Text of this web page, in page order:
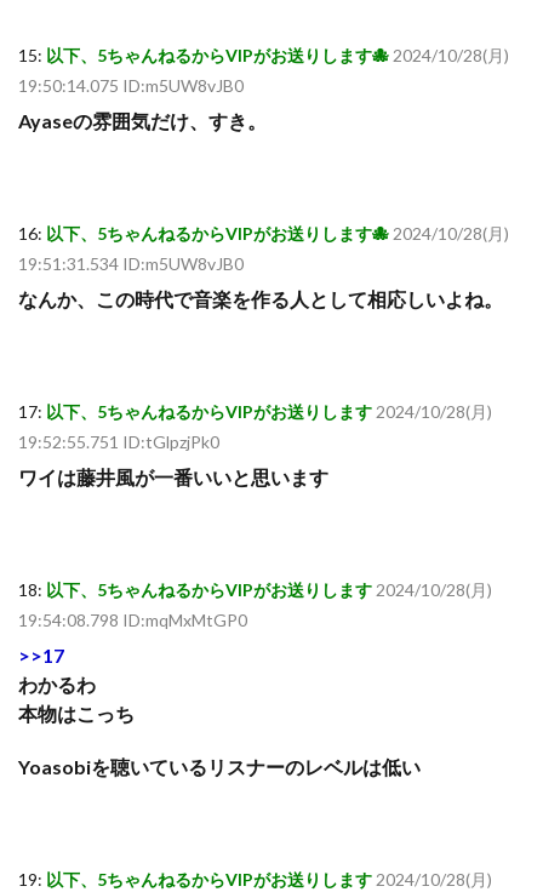
15: 以下、5ちゃんねるからVIPがお送りします🐙2024/10/28(月)
19:50:14.075 ID:m5UW8vJB0
Ayaseの雰囲気だけ、すき。
16: 以下、5ちゃんねるからVIPがお送りします🐙2024/10/28(月)
19:51:31.534 ID:m5UW8vJB0
なんか、この時代で音楽を作る人として相応しいよね。
17: 以下、5ちゃんねるからVIPがお送りします2024/10/28(月)
19:52:55.751 ID:tGlpzjPk0
ワイは藤井風が一番いいと思います
18: 以下、5ちゃんねるからVIPがお送りします2024/10/28(月)
19:54:08.798 ID:mqMxMtGP0
>>17
わかるわ
本物はこっち
Yoasobiを聴いているリスナーのレベルは低い
19: 以下、5ちゃんねるからVIPがお送りします2024/10/28(月)